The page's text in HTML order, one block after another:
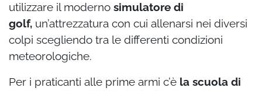
utilizzare il moderno simulatore di
golf, un’attrezzatura con cui allenarsi nei diversi
colpi scegliendo tra le differenti condizioni
meteorologiche.
Per i praticanti alle prime armi c’è la scuola di